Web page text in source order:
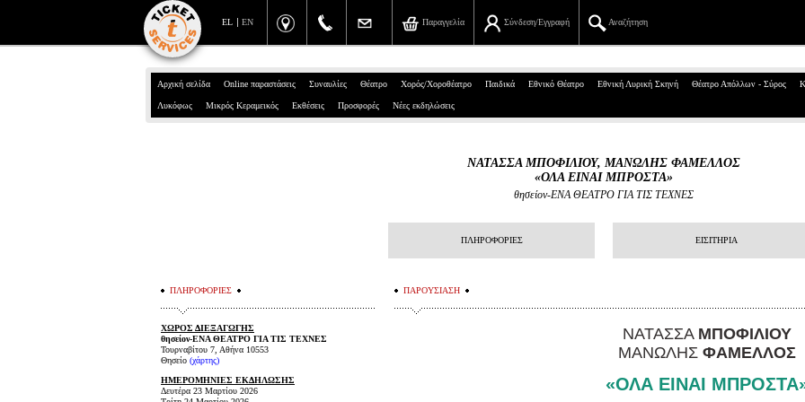
EN
EL Αναζήτηση
Σύνδεση/Εγγραφή
Παραγγελία
Πανεπιστημίου 39, Αθήνα
Σύνδεση/Εγγραφή
Παραγγελία
Αρχική σελίδα Online παραστάσεις Συναυλίες Θέατρο Χορός/Χοροθέατρο Παιδικά Εθνικό Θέατρο Εθνική Λυρική Σκηνή Θέατρο Απόλλων - Σύρος
Λυκόφως Μικρός Κεραμεικός Εκθέσεις Προσφορές Νέες εκδηλώσεις
ΝΑΤΑΣΣΑ ΜΠΟΦΙΛΙΟΥ, ΜΑΝΩΛΗΣ ΦΑΜΕΛΛΟΣ
«ΟΛΑ ΕΙΝΑΙ ΜΠΡΟΣΤΑ»
θησείον-ΕΝΑ ΘΕΑΤΡΟ ΓΙΑ ΤΙΣ ΤΕΧΝΕΣ
ΠΛΗΡΟΦΟΡΙΕΣ ΕΙΣΙΤΗΡΙΑ
ΠΑΡΟΥΣΙΑΣΗ
ΝΑΤΑΣΣΑ ΜΠΟΦΙΛΙΟΥ
ΜΑΝΩΛΗΣ ΦΑΜΕΛΛΟΣ
«ΟΛΑ ΕΙΝΑΙ
ΠΛΗΡΟΦΟΡΙΕΣ
ΧΩΡΟΣ ΔΙΕΞΑΓΩΓΗΣ
θησείον-ΕΝΑ ΘΕΑΤΡΟ ΓΙΑ ΤΙΣ ΤΕΧΝΕΣ
Τουρναβίτου 7, Αθήνα 10553
Θησείο (χάρτης)
ΗΜΕΡΟΜΗΝΙΕΣ ΕΚΔΗΛΩΣΗΣ
Δευτέρα 23 Μαρτίου 2026